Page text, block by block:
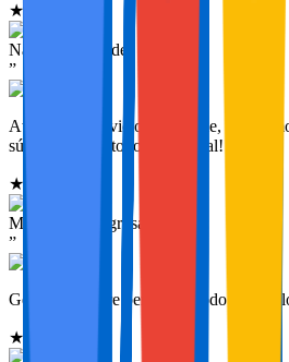
★
Nadine Fernández
”
Atención y servicio impecable,
súper rápido y todo fenomenal!
★
Mariano Torregrosa Arranz
”
Gestión siempre perfecta y todo genial,
★